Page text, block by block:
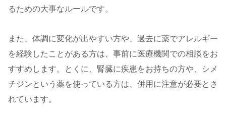
るための大事なルールです。
また、体調に変化が出やすい方や、過去に薬でアレルギー
を経験したことがある方は、事前に医療機関での相談をお
すすめします。とくに、腎臓に疾患をお持ちの方や、シメ
チジンという薬を使っている方は、併用に注意が必要とさ
れています。